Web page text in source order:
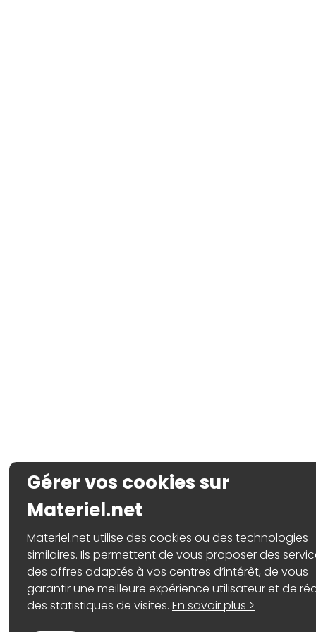
Gérer vos cookies sur
Materiel.net
Materiel.net utilise des cookies ou des technologies
similaires. Ils permettent de vous proposer des
des offres adaptés à vos centres d’intérêt, de vous
garantir une meilleure expérience utilisateur et de
des statistiques de visites.En savoir plus >